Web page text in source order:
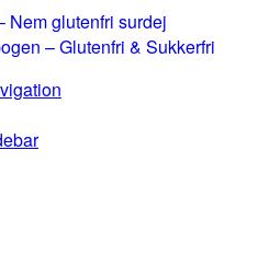
Nem glutenfri surdej
– Glutenfri & Sukkerfri